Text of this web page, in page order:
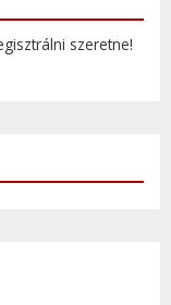
szeretne!